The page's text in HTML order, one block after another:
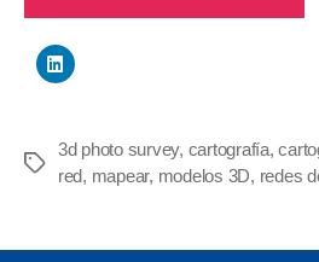
Etiquetas
3d photo survey, cartografía,
red, mapear, modelos 3D, redes